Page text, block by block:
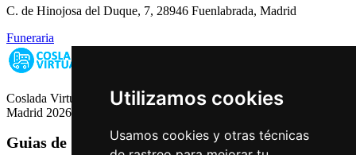
Utilizamos cookies
Usamos cookies y otras técnicas
C. de Hinojosa del Duque, 7, 28946 Fuenlabrada, Madrid
Funeraria
Coslada Virtual: Guia de Empresas, Ocio y Servicios de Coslada,
Madrid 2026
Guias de Ciudades